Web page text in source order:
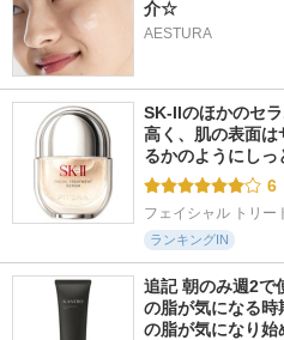
介☆
AESTURA
SK-IIのほかのセ
高く、肌の表面は
るかのようにし
6
フェイシャル トリー
ランキングIN
追記 朝のみ週2で
の脂が気になる
の脂が気になり